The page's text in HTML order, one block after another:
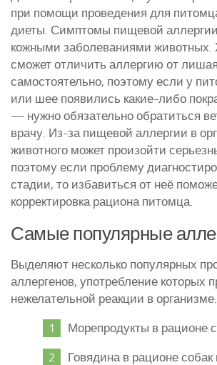
при помощи проведения для
диеты. Симптомы пищевой
кожными заболеваниями животных.
сможет отличить аллергию от лишая
самостоятельно, поэтому если у
или шее появились какие-либо
— нужно обязательно обратиться
врачу. Из-за пищевой аллергии в
животного может произойти
поэтому если проблему
стадии, то избавиться от неё
корректировка рациона питомца.
Самые популярные
Выделяют несколько популярных
аллергенов, употребление которых
нежелательной реакции в организме:
Морепродукты в рационе
Говядина в рационе собак